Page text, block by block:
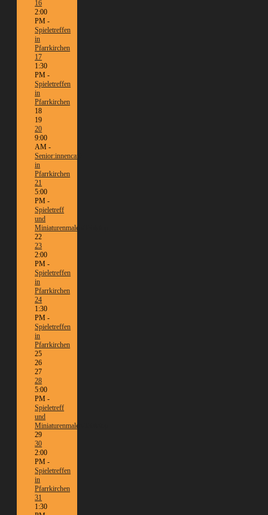
16
2:00
PM -
Spieletreffen
in
Pfarrkirchen
17
1:30
PM -
Spieletreffen
in
Pfarrkirchen
18
19
20
9:00
AM -
Senior:innencafé
in
Pfarrkirchen
21
5:00
PM -
Spieletreff
und
Miniaturenmalen/Tabletop
22
23
2:00
PM -
Spieletreffen
in
Pfarrkirchen
24
1:30
PM -
Spieletreffen
in
Pfarrkirchen
25
26
27
28
5:00
PM -
Spieletreff
und
Miniaturenmalen/Tabletop
29
30
2:00
PM -
Spieletreffen
in
Pfarrkirchen
31
1:30